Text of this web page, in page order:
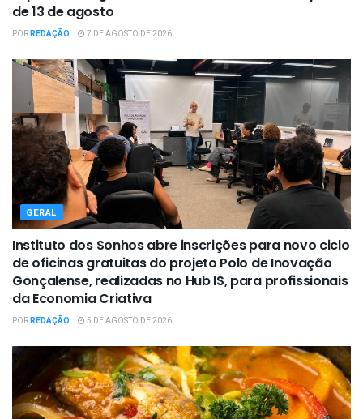
de 13 de agosto
PORREDAÇÃO 7 DE AGOSTO DE 2026
GERAL
Instituto dos Sonhos abre inscrições para novo ciclo
de oficinas gratuitas do projeto Polo de Inovação
Gonçalense, realizadas no Hub IS, para profissionais
da Economia Criativa
PORREDAÇÃO 5 DE AGOSTO DE 2026